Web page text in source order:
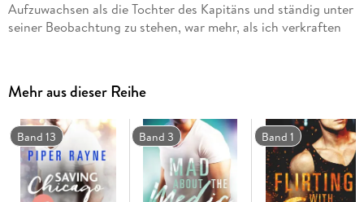
Aufzuwachsen als die Tochter des Kapitäns und ständig unter
seiner Beobachtung zu stehen, war mehr, als ich verkraften
Allerdings wird es immer schwerer, Cristian zu ignorieren,
seit sein Bruder mit meiner Freundin ausgeht. Seine Familie
steht für ihn immer an erster Stelle. Und er hat ein Eightpack.
All das macht ihn unwiderstehlich . . .
Mehr aus dieser Reihe
Band 13 Band 3 Band 1